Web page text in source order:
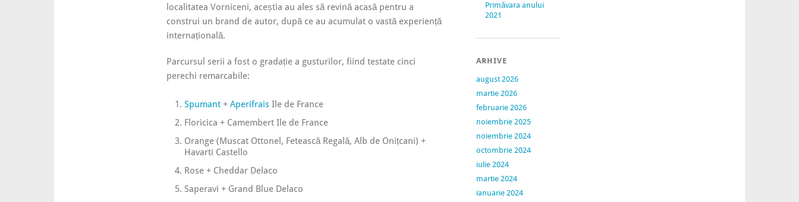
localitatea Vorniceni, aceștia au ales să revină acasă pentru a
construi un brand de autor, după ce au acumulat o vastă experiență
internațională.
Parcursul serii a fost o gradație a gusturilor, fiind testate cinci
perechi remarcabile:
Spumant+ Aperifrais Ile de France
Floricica + Camembert Ile de France
Orange (Muscat Ottonel, Fetească Regală, Alb de Onițcani) +
Havarti Castello
Rose + Cheddar Delaco
Saperavi + Grand Blue Delaco
Primăvara anului
2021
ARHIVE
august 2026
martie 2026
februarie 2026
noiembrie 2025
noiembrie 2024
octombrie 2024
iulie 2024
martie 2024
ianuarie 2024